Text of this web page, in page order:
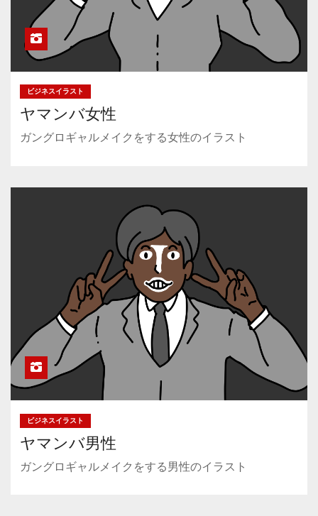
ビジネスイラスト
ヤマンバ女性
ガングロギャルメイクをする女性のイラスト
ビジネスイラスト
ヤマンバ男性
ガングロギャルメイクをする男性のイラスト